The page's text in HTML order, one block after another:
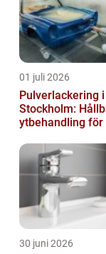
01 juli 2026
Pulverlackering i
Stockholm:
ytbehandling för
30 juni 2026